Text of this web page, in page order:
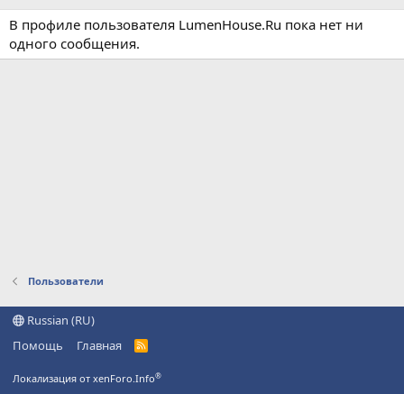
В профиле пользователя LumenHouse.Ru пока нет ни
одного сообщения.
Пользователи
Russian (RU)
Помощь
Главная
R
Локализация от xenForo.Info®